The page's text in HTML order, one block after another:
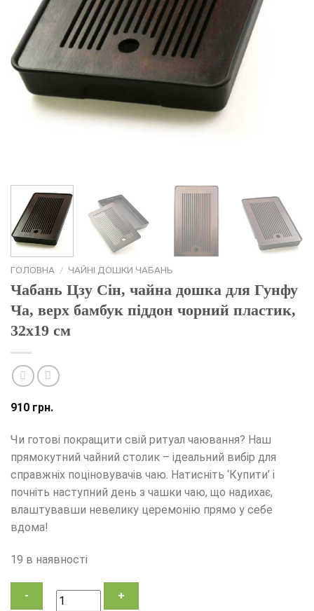
ГОЛОВНА / ЧАЙНІ ДОШКИ ЧАБАНЬ
Чабань Цзу Сін, чайна дошка для Гунфу
Ча, верх бамбук піддон чорний пластик,
32х19 см
910 грн.
Чи готові покращити свій ритуал чаювання? Наш
прямокутний чайний столик – ідеальний вибір для
справжніх поціновувачів чаю. Натисніть ‘Купити’ і
почніть наступний день з чашки чаю, що надихає,
влаштувавши невелику церемонію прямо у себе
вдома!
19 в наявності